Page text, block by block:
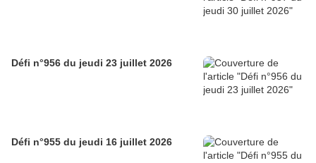
Défi n°956 du jeudi 23 juillet 2026
Défi n°955 du jeudi 16 juillet 2026